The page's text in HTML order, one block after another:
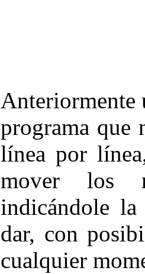
Anteriormente
programa que
línea por
mover los
indicándole la
dar, con
cualquier